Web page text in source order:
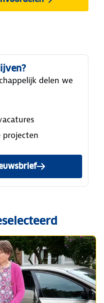
delen we
projecten